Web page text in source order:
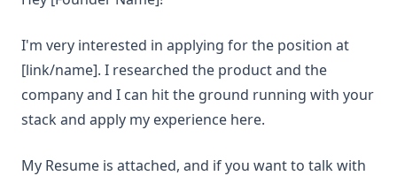
I'm very interested in applying for the position at
[link/name]. I researched the product and the
company and I can hit the ground running with your
stack and apply my experience here.
My Resume is attached, and if you want to talk with